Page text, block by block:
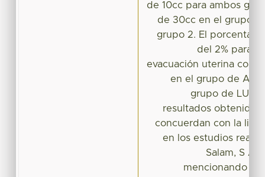
de 10cc para ambos
de 30cc en el grupo 1
grupo 2. El porcentaje
del 2% para
evacuación uterina
en el grupo de
grupo de LUI.
resultados obtenidos
concuerdan con la
en los estudios
Salam, S
mencionando